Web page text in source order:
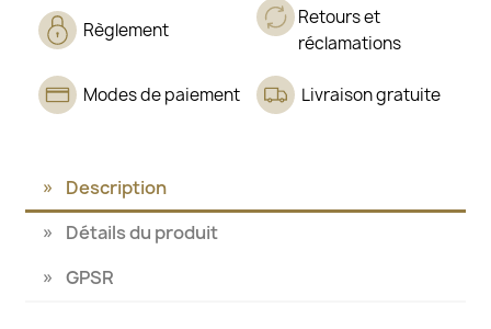
Règlement
Retours et
réclamations
Modes de paiement Livraison gratuite
Description
Détails du produit
GPSR